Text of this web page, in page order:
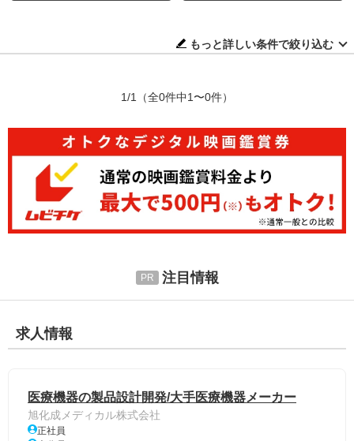
もっと詳しい条件で絞り込む
1/1 （全0件中1〜0件）
注目情報
求人情報
医療機器の製品設計開発/大手医療機器メーカー
旭化成メディカル株式会社
正社員